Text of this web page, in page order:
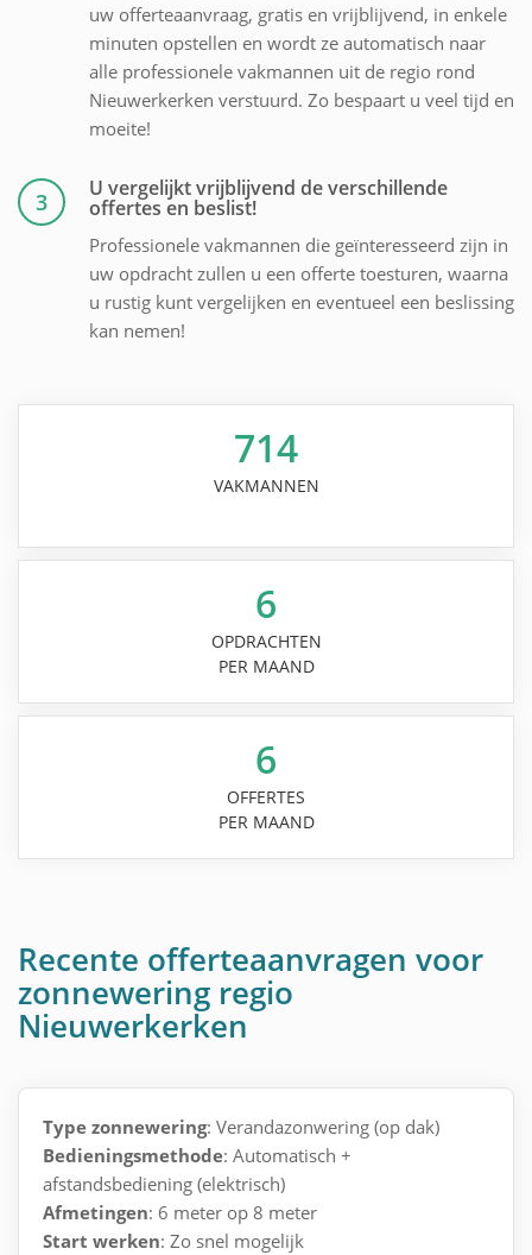
uw offerteaanvraag, gratis en vrijblijvend, in enkele
minuten opstellen en wordt ze automatisch naar
alle professionele vakmannen uit de regio rond
Nieuwerkerken verstuurd. Zo bespaart u veel tijd en
moeite!
3 U vergelijkt vrijblijvend de verschillende
offertes en beslist!
Professionele vakmannen die geïnteresseerd zijn in
uw opdracht zullen u een offerte toesturen, waarna
u rustig kunt vergelijken en eventueel een beslissing
kan nemen!
714
VAKMANNEN
6
OPDRACHTEN
PER MAAND
6
OFFERTES
PER MAAND
Recente offerteaanvragen voor
zonnewering regio
Nieuwerkerken
Type zonnewering: Verandazonwering (op dak)
Bedieningsmethode: Automatisch +
afstandsbediening (elektrisch)
Afmetingen: 6 meter op 8 meter
Start werken: Zo snel mogelijk